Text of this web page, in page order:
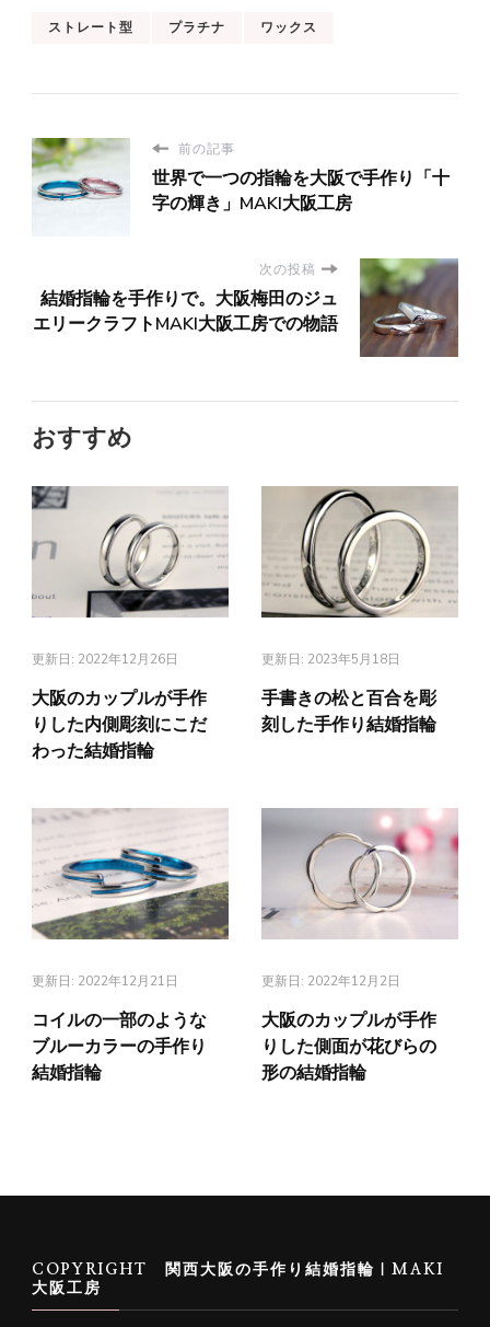
ストレート型 プラチナ ワックス
前の記事
世界で一つの指輪を大阪で手作り「十
字の輝き」MAKI大阪工房
次の投稿
結婚指輪を手作りで。大阪梅田のジュ
エリークラフトMAKI大阪工房での物語
おすすめ
更新日: 2022年12月26日
大阪のカップルが手作
りした内側彫刻にこだ
わった結婚指輪
更新日: 2023年5月18日
手書きの松と百合を彫
刻した手作り結婚指輪
更新日: 2022年12月21日
コイルの一部のような
ブルーカラーの手作り
結婚指輪
更新日: 2022年12月2日
大阪のカップルが手作
りした側面が花びらの
形の結婚指輪
COPYRIGHT 関西大阪の手作り結婚指輪｜MAKI
大阪工房